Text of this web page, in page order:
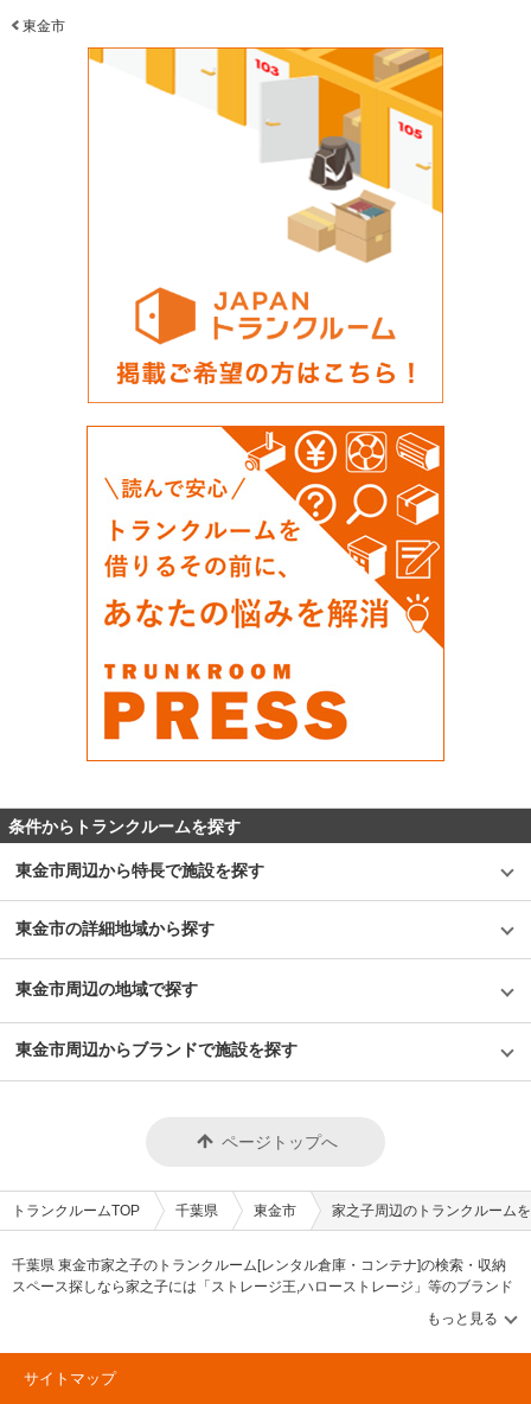
東金市
条件からトランクルームを探す
東金市周辺から特長で施設を探す
東金市の詳細地域から探す
東金市周辺の地域で探す
東金市周辺からブランドで施設を探す
ページトップへ
トランクルームTOP 千葉県 東金市 家之子周辺のトランクルーム
千葉県 東金市家之子のトランクルーム[レンタル倉庫・コンテナ]の検索・収納
スペース探しなら家之子には「ストレージ王,ハローストレージ」等のブランド
が掲載されています。借りたい地域から探して、広さ・料金[賃料]・セキュリテ
ィ・空調完備・24時間出し入れ可能などの希望条件で絞込み！豊富な物件数か
ら様々な方法でご希望の収納スペースを簡単に探せるトランクルーム情報サイ
トです。家之子で気になるトランクルームを見つけたら、メールか電話でお問
サイトマップ